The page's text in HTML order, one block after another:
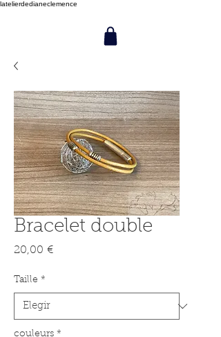
latelierdedianeclemence
Bracelet double
20,00 €Precio
Taille *
couleurs *